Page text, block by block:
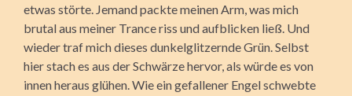
etwas störte. Jemand packte meinen Arm, was mich
brutal aus meiner Trance riss und aufblicken ließ. Und
wieder traf mich dieses dunkelglitzernde Grün. Selbst
hier stach es aus der Schwärze hervor, als würde es von
innen heraus glühen. Wie ein gefallener Engel schwebte